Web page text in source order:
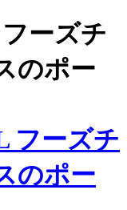
ーズチ
のポー